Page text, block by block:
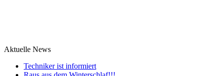
Aktuelle News
Techniker ist informiert